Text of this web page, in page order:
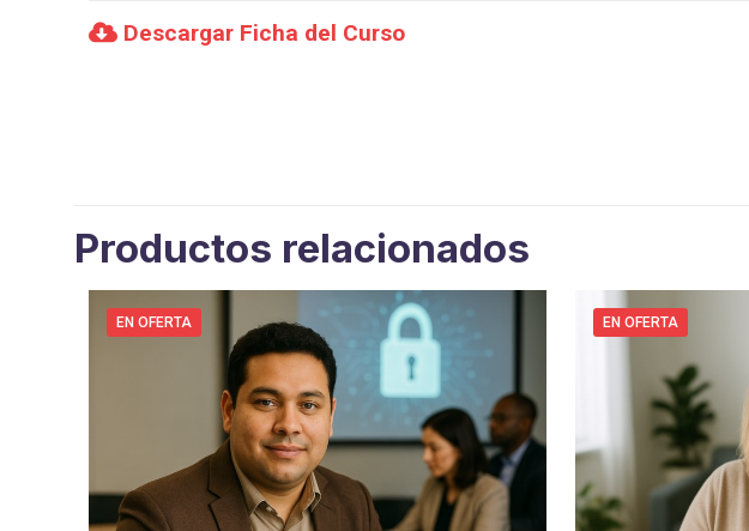
Descargar Ficha del Curso
Productos relacionados
EN OFERTA EN OFERTA